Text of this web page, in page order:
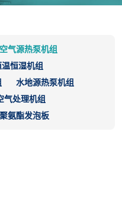
空气源热泵机组
恒湿机组
水地源热泵机组
气处理机组
聚氨酯发泡板